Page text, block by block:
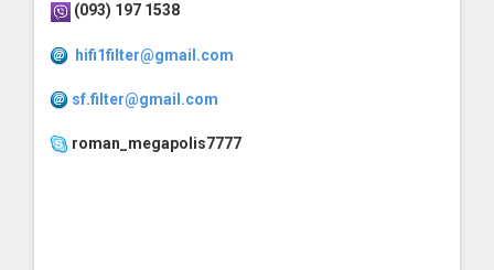
(093) 197 1538
hifi1filter@gmail.com
sf.filter@gmail.com
roman_megapolis7777